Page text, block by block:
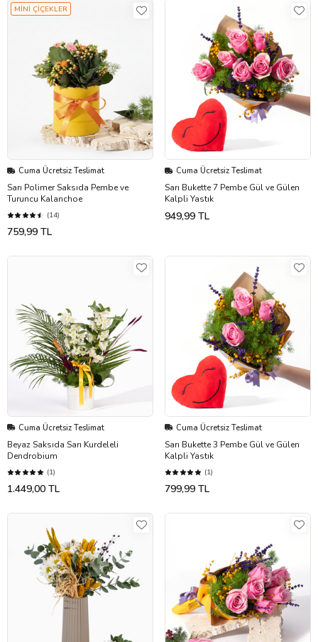
MİNİ ÇİÇEKLER
Cuma Ücretsiz Teslimat
Sarı Polimer Saksıda Pembe ve
Turuncu Kalanchoe
(14)
759,99 TL
Cuma Ücretsiz Teslimat
Sarı Bukette 7 Pembe Gül ve Gülen
Kalpli Yastık
949,99 TL
Cuma Ücretsiz Teslimat
Beyaz Saksıda Sarı Kurdeleli
Dendrobium
(1)
1.449,00 TL
Cuma Ücretsiz Teslimat
Sarı Bukette 3 Pembe Gül ve Gülen
Kalpli Yastık
(1)
799,99 TL